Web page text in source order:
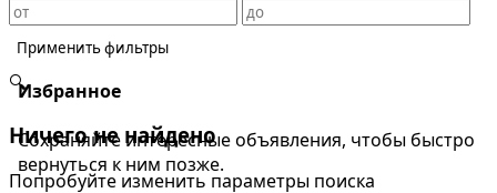
Избранное
Сохраняйте интересные объявления, чтобы быстро
вернуться к ним позже.
Применить фильтры
🔍
Ничего не найдено
Попробуйте изменить параметры поиска